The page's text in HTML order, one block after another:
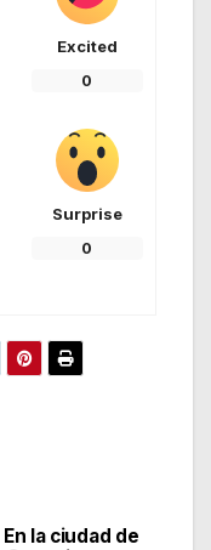
Excited
0
Surprise
0
En la ciudad de